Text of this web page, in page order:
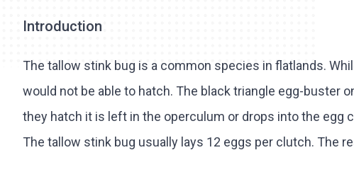
Introduction
The tallow stink bug is a common species in flatlands.
would not be able to hatch. The black triangle egg-buster
they hatch it is left in the operculum or drops into the egg
The tallow stink bug usually lays 12 eggs per clutch. The